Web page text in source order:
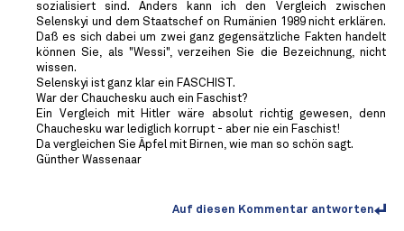
sozialisiert sind. Anders kann ich den Vergleich zwischen
Selenskyi und dem Staatschef on Rumänien 1989 nicht erklären.
Daß es sich dabei um zwei ganz gegensätzliche Fakten handelt
können Sie, als "Wessi", verzeihen Sie die Bezeichnung, nicht
wissen.
Selenskyi ist ganz klar ein FASCHIST.
War der Chauchesku auch ein Faschist?
Ein Vergleich mit Hitler wäre absolut richtig gewesen, denn
Chauchesku war lediglich korrupt - aber nie ein Faschist!
Da vergleichen Sie Äpfel mit Birnen, wie man so schön sagt.
Günther Wassenaar
Auf diesen Kommentar antworten